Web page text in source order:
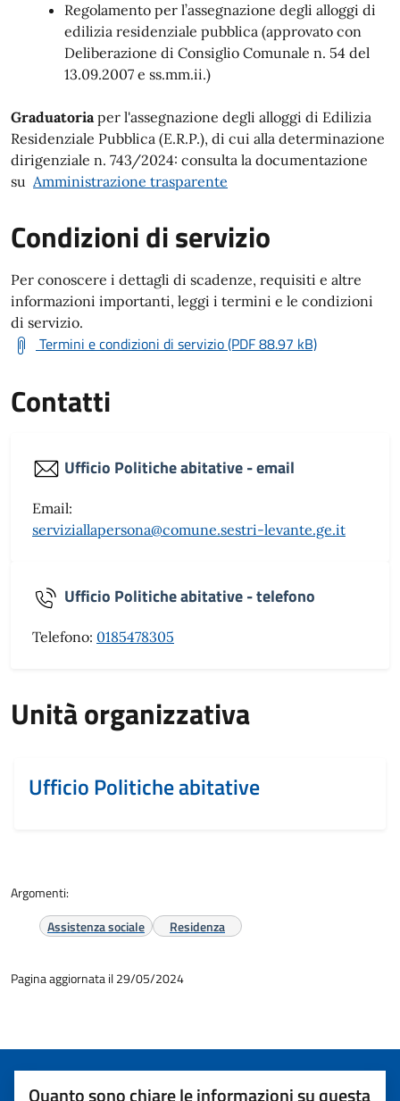
Regolamento per l’assegnazione degli alloggi di
edilizia residenziale pubblica (approvato con
Deliberazione di Consiglio Comunale n. 54 del
13.09.2007 e ss.mm.ii.)
Graduatoriaper l'assegnazione degli alloggi di Edilizia
Residenziale Pubblica (E.R.P.), di cui alla determinazione
dirigenziale n. 743/2024: consulta la documentazione
su Amministrazione trasparente
Condizioni di servizio
Per conoscere i dettagli di scadenze, requisiti e altre
informazioni importanti, leggi i termini e le condizioni
di servizio.
Termini e condizioni di servizio (PDF 88.97 kB)
Contatti
Ufficio Politiche abitative - email
Email:
serviziallapersona@comune.sestri-levante.ge.it
Ufficio Politiche abitative - telefono
Telefono: 0185478305
Unità organizzativa
Ufficio Politiche abitative
Argomenti:
Assistenza sociale
Residenza
Pagina aggiornata il 29/05/2024
Quanto sono chiare le informazioni su questa